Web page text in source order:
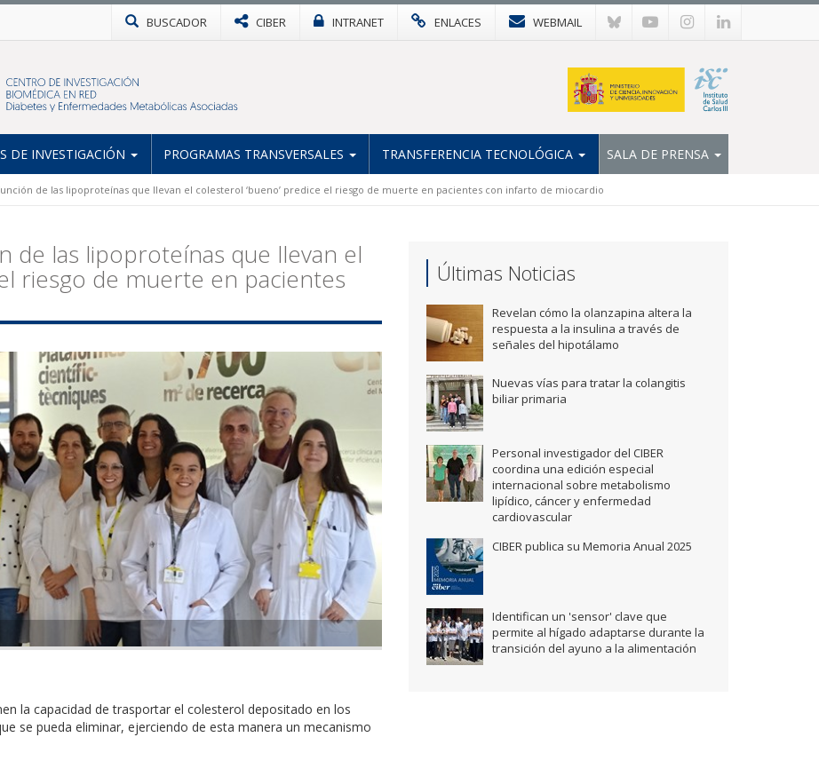
BUSCADOR CIBER INTRANET ENLACES WEBMAIL
DE INVESTIGACIÓN PROGRAMAS TRANSVERSALES TRANSFERENCIA TECNOLÓGICA SALA DE PRENSA
de las lipoproteínas que llevan el colesterol ‘bueno’ predice el riesgo de muerte en pacientes con infarto de miocardio
de las lipoproteínas que llevan el
riesgo de muerte en pacientes
la capacidad de trasportar el colesterol depositado en los
se pueda eliminar, ejerciendo de esta manera un mecanismo
Últimas Noticias
Revelan cómo la olanzapina altera la
respuesta a la insulina a través de
señales del hipotálamo
Nuevas vías para tratar la colangitis
biliar primaria
Personal investigador del CIBER
coordina una edición especial
internacional sobre metabolismo
lipídico, cáncer y enfermedad
cardiovascular
CIBER publica su Memoria Anual 2025
Identifican un 'sensor' clave que
permite al hígado adaptarse durante la
transición del ayuno a la alimentación